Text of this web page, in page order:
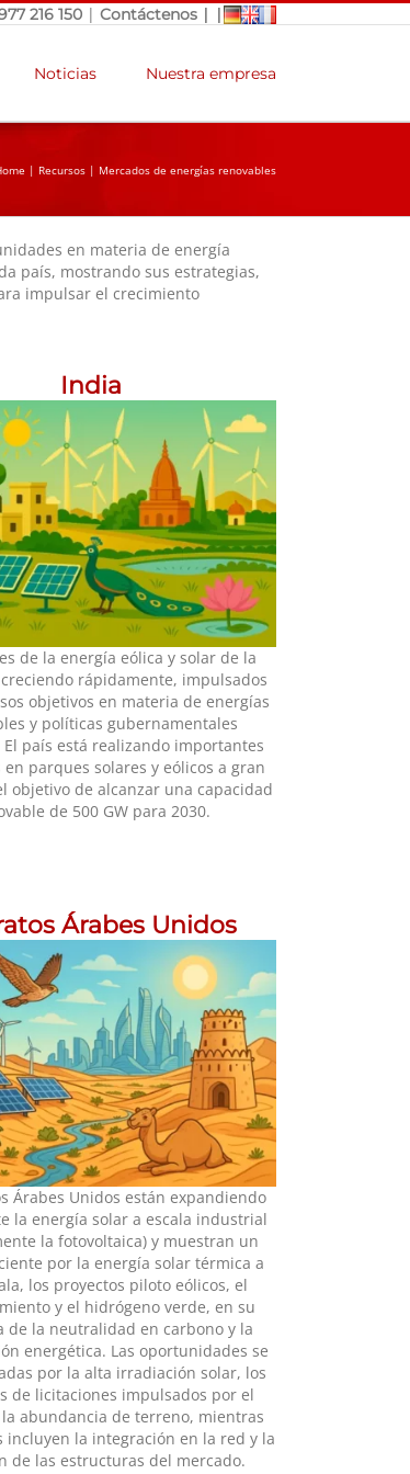
216 150 | Contáctenos | |
Noticias Nuestra empresa
| Recursos | Mercados de energías renovables
en materia de energía
país, mostrando sus estrategias,
impulsar el crecimiento
India
de la energía eólica y solar de la
rápidamente, impulsados
objetivos en materia de energías
y políticas gubernamentales
país está realizando importantes
en parques solares y eólicos a gran
objetivo de alcanzar una capacidad
de 500 GW para 2030.
Árabes Unidos
Árabes Unidos están expandiendo
la energía solar a escala industrial
la fotovoltaica) y muestran un
por la energía solar térmica a
los proyectos piloto eólicos, el
y el hidrógeno verde, en su
de la neutralidad en carbono y la
energética. Las oportunidades se
por la alta irradiación solar, los
de licitaciones impulsados por el
abundancia de terreno, mientras
incluyen la integración en la red y la
de las estructuras del mercado.